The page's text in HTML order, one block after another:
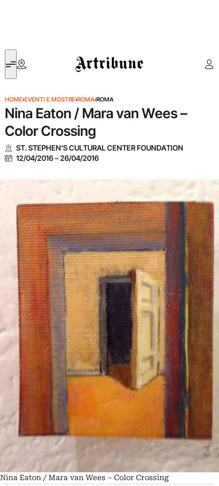
Artribune
HOME›EVENTI E MOSTRE›ROMA›ROMA
Nina Eaton / Mara van Wees –
Color Crossing
ST. STEPHEN'S CULTURAL CENTER FOUNDATION
12/04/2016–26/04/2016
Nina Eaton / Mara van Wees – Color Crossing